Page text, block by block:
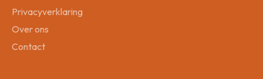
Privacyverklaring
Over ons
Contact